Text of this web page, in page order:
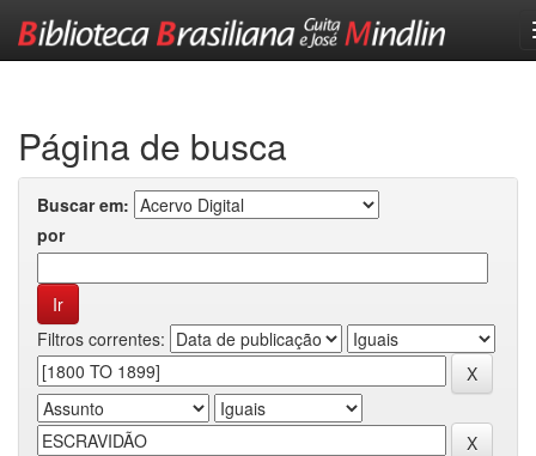
Página de busca
Buscar em:
por
Filtros correntes: